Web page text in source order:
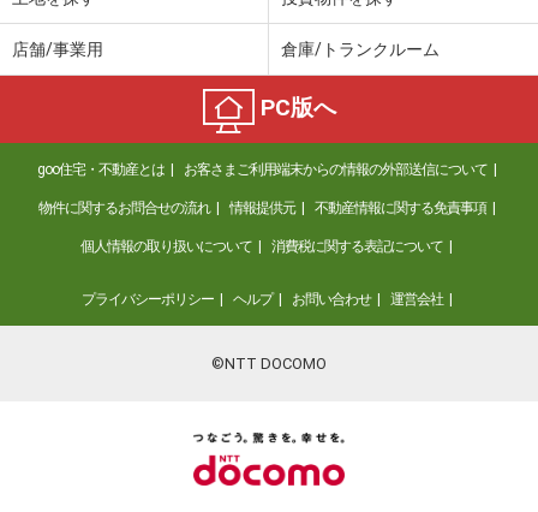
店舗/事業用 倉庫/トランクルーム
PC版へ
goo住宅・不動産とは お客さまご利用端末からの情報の外部送信について
物件に関するお問合せの流れ 情報提供元 不動産情報に関する免責事項
個人情報の取り扱いについて 消費税に関する表記について
プライバシーポリシー ヘルプ お問い合わせ 運営会社
©NTT DOCOMO